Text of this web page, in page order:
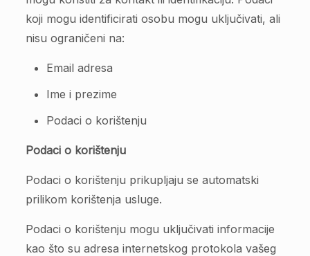
koji mogu identificirati osobu mogu uključivati, ali
nisu ograničeni na:
Email adresa
Ime i prezime
Podaci o korištenju
Podaci o korištenju
Podaci o korištenju prikupljaju se automatski
prilikom korištenja usluge.
Podaci o korištenju mogu uključivati informacije
kao što su adresa internetskog protokola vašeg